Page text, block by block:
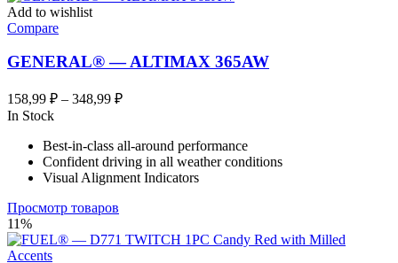
Add to wishlist
Compare
GENERAL® — ALTIMAX 365AW
158,99 ₽ – 348,99 ₽Диапазон
–
348,99 ₽
In Stock
Best-in-class all-around performance
Confident driving in all weather conditions
Visual Alignment Indicators
Просмотр товаров
11%